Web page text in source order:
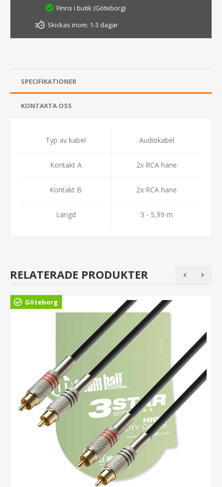
Finns i butik (Göteborg)
Skickas inom: 1-3 dagar
SPECIFIKATIONER
KONTAKTA OSS
Typ av kabel Audiokabel
Kontakt A 2x RCA hane
Kontakt B 2x RCA hane
Längd 3 - 5,99 m
RELATERADE PRODUKTER
Göteborg